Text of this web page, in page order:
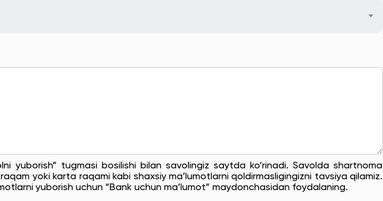
yuborish” tugmasi bosilishi bilan savolingiz saytda ko’rinadi. Savolda shartnoma
yoki karta raqami kabi shaxsiy ma’lumotlarni qoldirmasligingizni tavsiya qilamiz.
yuborish uchun “Bank uchun ma’lumot” maydonchasidan foydalaning.